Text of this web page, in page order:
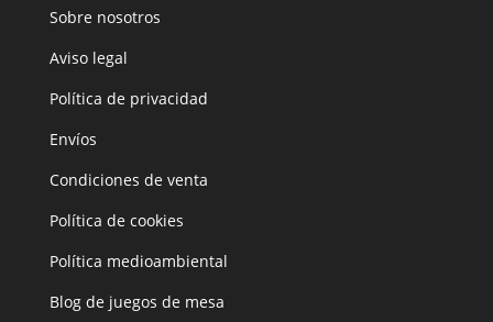
Sobre nosotros
Aviso legal
Política de privacidad
Envíos
Condiciones de venta
Política de cookies
Política medioambiental
Blog de juegos de mesa